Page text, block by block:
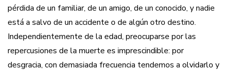
pérdida de un familiar, de un amigo, de un conocido, y nadie
está a salvo de un accidente o de algún otro destino.
Independientemente de la edad, preocuparse por las
repercusiones de la muerte es imprescindible: por
desgracia, con demasiada frecuencia tendemos a olvidarlo y